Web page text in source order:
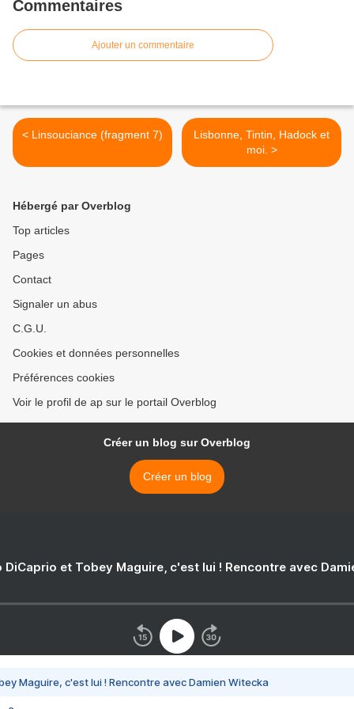
Commentaires
Ajouter un commentaire
< Linsouciance (fragment 7)
Lisbonne, Tintin, Hadock et
moi. >
Hébergé par Overblog
Top articles
Pages
Contact
Signaler un abus
C.G.U.
Cookies et données personnelles
Préférences cookies
Voir le profil de ap sur le portail Overblog
Créer un blog sur Overblog
Créer un blog
DiCaprio et Tobey Maguire, c'est lui ! Rencontre avec
Maguire, c'est lui ! Rencontre avec Damien Witecka